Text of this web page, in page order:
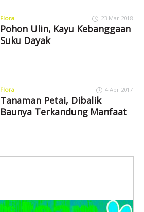
Flora 23 Mar 2018
Pohon Ulin, Kayu Kebanggaan
Suku Dayak
Flora 4 Apr 2017
Tanaman Petai, Dibalik
Baunya Terkandung Manfaat